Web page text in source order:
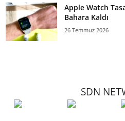
Apple Watch
Bahara Kaldı
26 Temmuz 2026
SDN